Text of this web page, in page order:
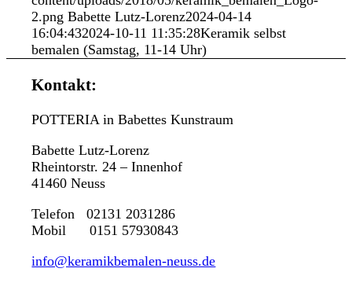
2.png Babette Lutz-Lorenz2024-04-14
16:04:432024-10-11 11:35:28Keramik selbst
bemalen (Samstag, 11-14 Uhr)
Kontakt:
POTTERIA in Babettes Kunstraum
Babette Lutz-Lorenz
Rheintorstr. 24 – Innenhof
41460 Neuss
Telefon 02131 2031286
Mobil 0151 57930843
info@keramikbemalen-neuss.de